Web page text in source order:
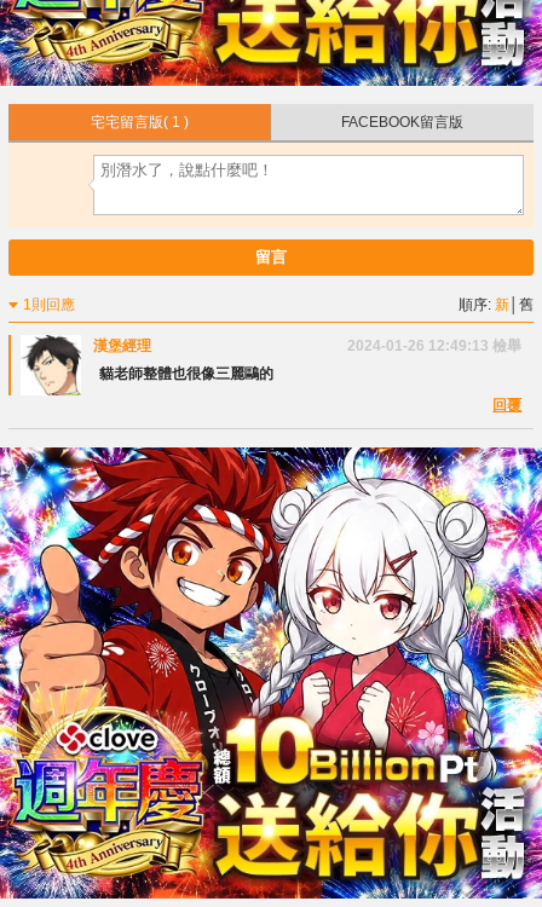
宅宅留言版( 1 ) FACEBOOK留言版
留言
1則回應 順序:新 │舊
漢堡經理 2024-01-26 12:49:13 檢舉
貓老師整體也很像三麗鷗的
回覆